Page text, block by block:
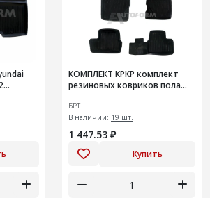
КОМПЛЕКТ КРКР комплект
резиновых ковриков пола
БРТ
В наличии: 19 шт.
1 447.53 ₽
Купить